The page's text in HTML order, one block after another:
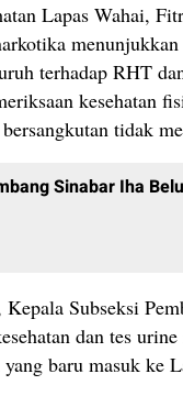
Lapas Wahai,
terhadap RHT
kesehatan
tidak
Sinabar Iha
Kepala Subseksi
dan tes
baru masuk ke